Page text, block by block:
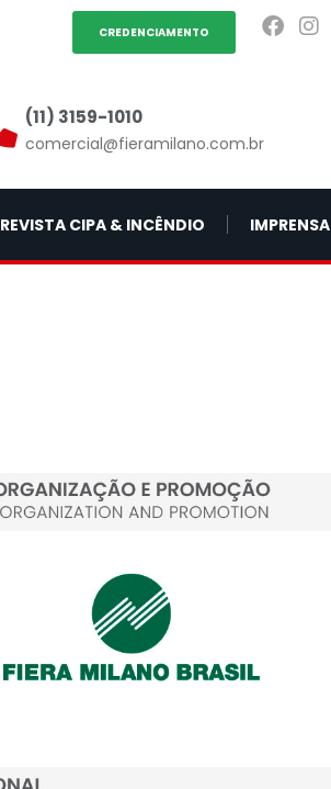
CREDENCIAMENTO
(11) 3159-1010
comercial@fieramilano.com.br
REVISTA CIPA & INCÊNDIO IMPRENSA